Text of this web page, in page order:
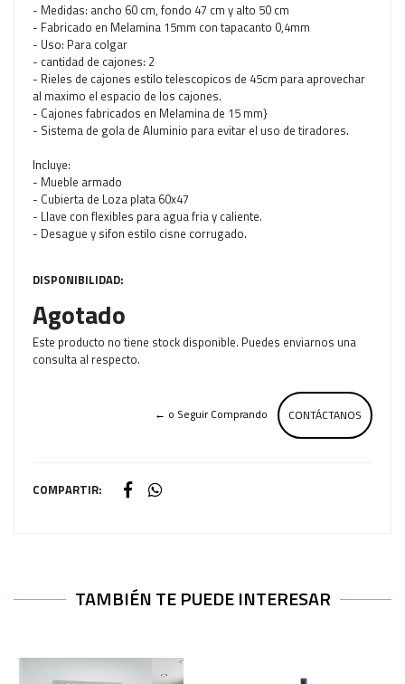
- Medidas: ancho 60 cm, fondo 47 cm y alto 50 cm
- Fabricado en Melamina 15mm con tapacanto 0,4mm
- Uso: Para colgar
- cantidad de cajones: 2
- Rieles de cajones estilo telescopicos de 45cm para aprovechar
al maximo el espacio de los cajones.
- Cajones fabricados en Melamina de 15 mm}
- Sistema de gola de Aluminio para evitar el uso de tiradores.
Incluye:
- Mueble armado
- Cubierta de Loza plata 60x47
- Llave con flexibles para agua fria y caliente.
- Desague y sifon estilo cisne corrugado.
DISPONIBILIDAD:
Agotado
Este producto no tiene stock disponible. Puedes enviarnos una
consulta al respecto.
CONTÁCTANOS
← o Seguir Comprando
COMPARTIR:
TAMBIÉN TE PUEDE INTERESAR